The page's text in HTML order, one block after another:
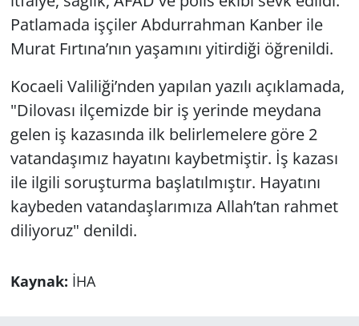
Patlamada işçiler Abdurrahman Kanber ile
Murat Fırtına’nın yaşamını yitirdiği öğrenildi.
Kocaeli Valiliği’nden yapılan yazılı açıklamada,
"Dilovası ilçemizde bir iş yerinde meydana
gelen iş kazasında ilk belirlemelere göre 2
vatandaşımız hayatını kaybetmiştir. İş kazası
ile ilgili soruşturma başlatılmıştır. Hayatını
kaybeden vatandaşlarımıza Allah’tan rahmet
diliyoruz" denildi.
Kaynak: İHA